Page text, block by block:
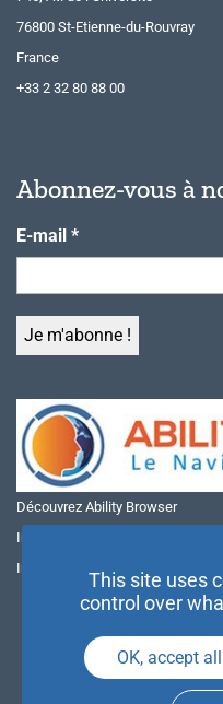
76800 St-Etienne-du-Rouvray
France
+33 2 32 80 88 00
Abonnez-vous à
E-mail *
Découvrez Ability Browser
Installer Ability Browser sur
Installer Ability Browser sur Mac
This site uses
control over
OK, accept all